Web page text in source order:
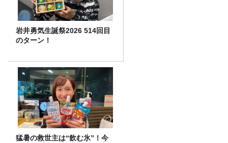
岩井勇気生誕祭2026 514回目
のターン！
猛暑の救世主は“飲む氷”！今